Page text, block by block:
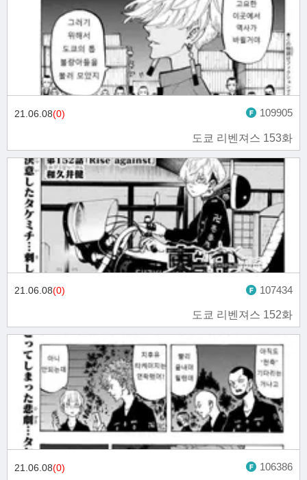
도쿄 리벤져스 153화
21.06.08(0) 109905
도쿄 리벤져스 152화
21.06.08(0) 107434
21.06.08(0) 106386